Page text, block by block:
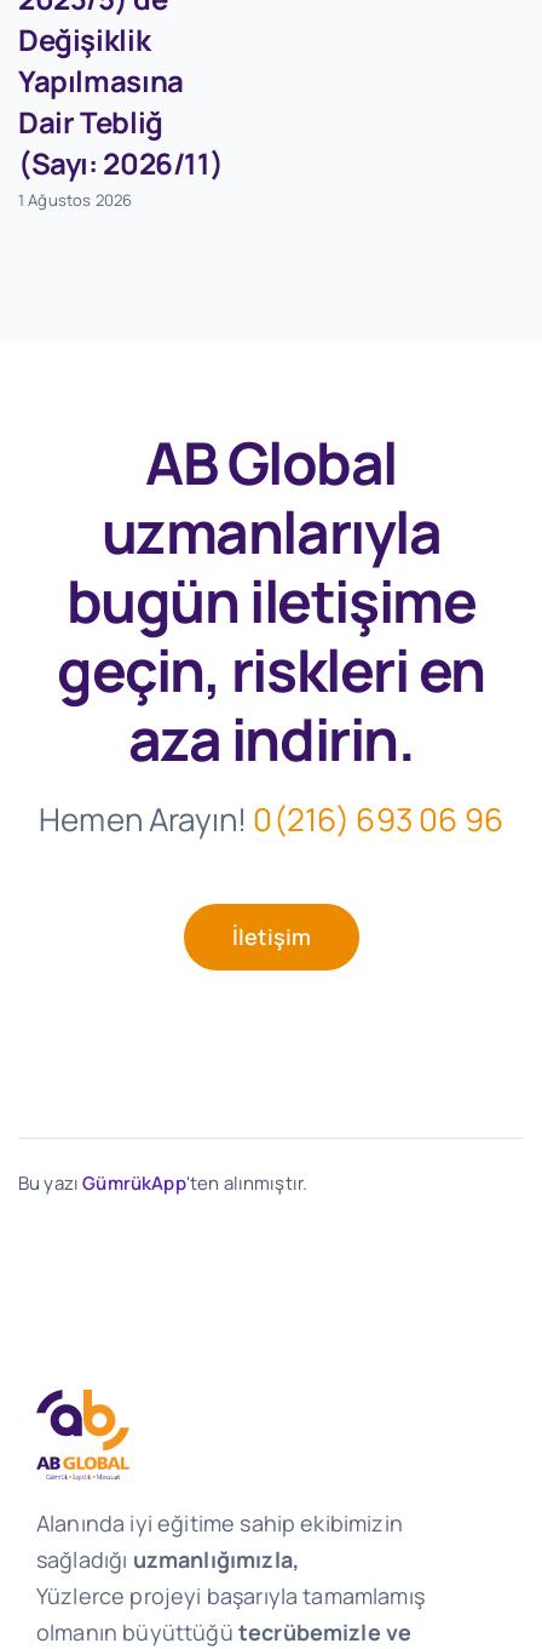
Değişiklik
Yapılmasına
Dair Tebliğ
(Sayı: 2026/11)
1 Ağustos 2026
AB Global
uzmanlarıyla
bugüniletişime
geçin, riskleri en
aza indirin.
Hemen Arayın! 0(216) 693 06 96
İletişim
Bu yazıGümrükApp'ten alınmıştır.
Alanında iyi eğitime sahip ekibimizin
sağladığı uzmanlığımızla,
Yüzlerce projeyi başarıyla tamamlamış
olmanın büyüttüğü tecrübemizle ve